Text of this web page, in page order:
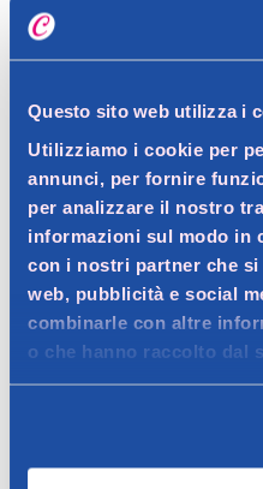
Questo sito web utilizza i
Utilizziamo i cookie per
annunci, per fornire
per analizzare il nostro
informazioni sul modo in
con i nostri partner che
web, pubblicità e social
combinarle con altre
o che hanno raccolto dal
Dettagli prodotto
Descrizione